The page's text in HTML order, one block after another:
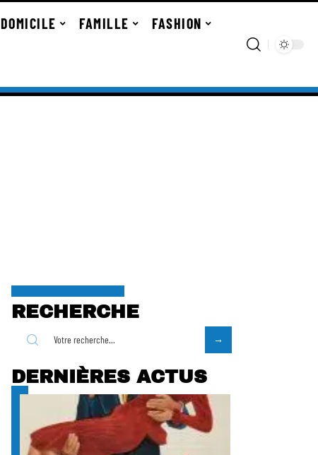
DOMICILE FAMILLE FASHION
RECHERCHE
DERNIÈRES ACTUS